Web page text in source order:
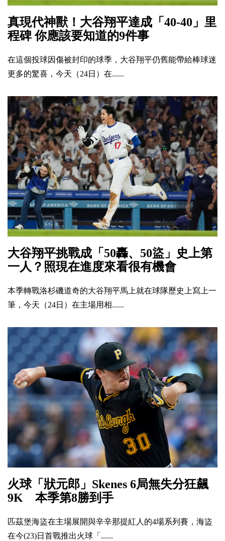
真現代神獸！大谷翔平達成「40-40」里
程碑 你應該要知道的9件事
在這個投球因傷被封印的球季，大谷翔平仍舊能帶給棒球迷
更多的驚喜，今天（24日）在......
大谷翔平挑戰成「50轟、50盜」史上第
一人？照現在進度來看很有機會
本季轉戰洛杉磯道奇的大谷翔平馬上就在球隊歷史上寫上一
筆，今天（24日）在主場用相......
火球「狀元郎」Skenes 6局無失分狂飆
9K 本季第8勝到手
匹茲堡海盜在主場展開與辛辛那提紅人的4場系列賽，海盜
在今(23)日首戰推出火球「......